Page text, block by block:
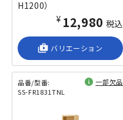
H1200）
¥12,980 税込
shop_2 バリエーション
品番/型番:
SS-FR1831TNL
一部欠品